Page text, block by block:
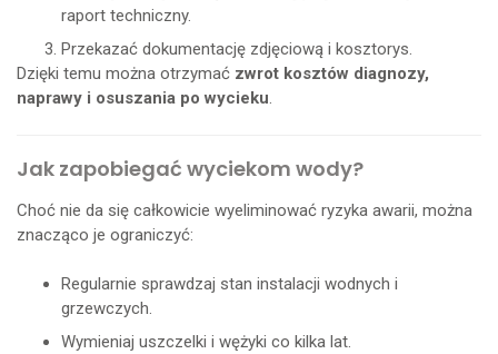
raport techniczny.
Przekazać dokumentację zdjęciową i kosztorys.
Dzięki temu można otrzymać zwrot kosztów diagnozy,
naprawy i osuszania po wycieku.
Jak zapobiegać wyciekom wody?
Choć nie da się całkowicie wyeliminować ryzyka awarii, można
znacząco je ograniczyć:
Regularnie sprawdzaj stan instalacji wodnych i
grzewczych.
Wymieniaj uszczelki i wężyki co kilka lat.